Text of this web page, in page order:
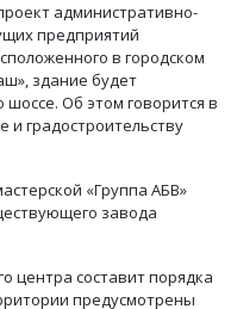
административно-
предприятий
в городском
здание будет
Об этом говорится в
и градостроительству
«Группа АБВ»
завода
центра составит порядка
предусмотрены